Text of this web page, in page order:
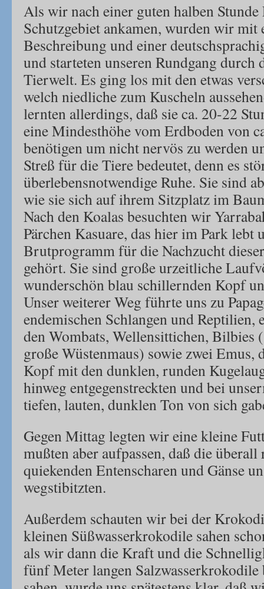
Als wir nach einer guten halben
Schutzgebiet ankamen, wurden wir mit
Beschreibung und einer
und starteten unseren Rundgang durch
Tierwelt. Es ging los mit den etwas
welch niedliche zum Kuscheln
lernten allerdings, daß sie ca. 20-22
eine Mindesthöhe vom Erdboden von
benötigen um nicht nervös zu werden
Streß für die Tiere bedeutet, denn es
überlebensnotwendige Ruhe. Sie sind
wie sie sich auf ihrem Sitzplatz im
Nach den Koalas besuchten wir
Pärchen Kasuare, das hier im Park lebt
Brutprogramm für die Nachzucht
gehört. Sie sind große urzeitliche
wunderschön blau schillernden Kopf
Unser weiterer Weg führte uns zu
endemischen Schlangen und Reptilien,
den Wombats, Wellensittichen, Bilbies
große Wüstenmaus) sowie zwei
Kopf mit den dunklen, runden
hinweg entgegenstreckten und bei
tiefen, lauten, dunklen Ton von sich
Gegen Mittag legten wir eine kleine
mußten aber aufpassen, daß die
quiekenden Entenscharen und Gänse
wegstibitzten.
Außerdem schauten wir bei der
kleinen Süßwasserkrokodile sahen
als wir dann die Kraft und die
fünf Meter langen